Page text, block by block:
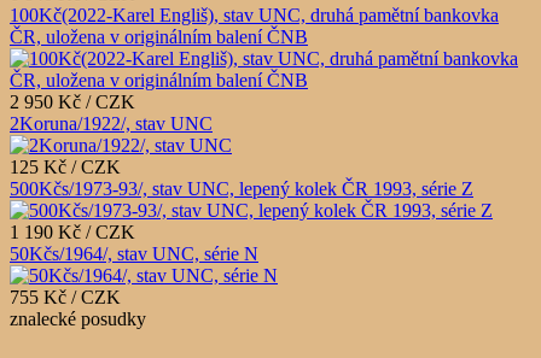
100Kč(2022-Karel Engliš), stav UNC, druhá pamětní bankovka
ČR, uložena v originálním balení ČNB
2 950 Kč / CZK
2Koruna/1922/, stav UNC
125 Kč / CZK
500Kčs/1973-93/, stav UNC, lepený kolek ČR 1993, série Z
1 190 Kč / CZK
50Kčs/1964/, stav UNC, série N
755 Kč / CZK
znalecké posudky